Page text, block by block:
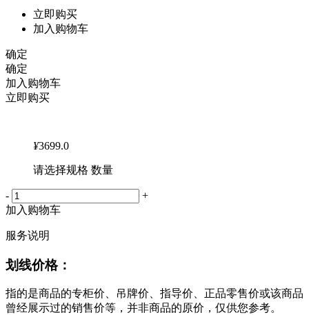
立即购买
加入购物车
确定
确定
加入购物车
立即购买
¥3699.0
请选择规格 数量
-
+
加入购物车
服务说明
划线价格：
指的是商品的专柜价、吊牌价、指导价、正品零售价或该商品
曾经展示过的销售价等，并非商品的原价，仅供您参考。